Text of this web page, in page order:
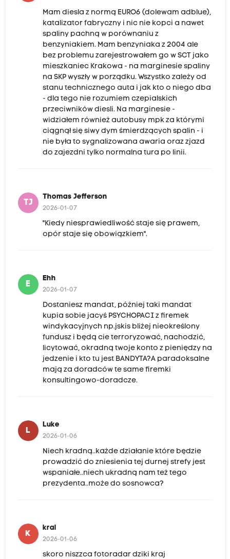
Mam diesla z normą EURO6 (dolewam adblue),
katalizator fabryczny i nic nie kopci a nawet
spaliny pachną w porównaniu z
benzyniakiem. Mam benzyniaka z 2004 ale
bez problemu zarejestrowałem go w SCT jako
mieszkaniec Krakowa - na marginesie spaliny
na SKP wyszły w porządku. Wszystko zależy od
stanu technicznego auta i jak kto o niego dba
- dla tego nie rozumiem czepialskich
przeciwników diesli. Na marginesie -
widziałem również autobusy mpk za którymi
ciągnął się siwy dym śmierdzących spalin - i
nie była to sygnalizowana awaria oraz zjazd
do zajezdni tylko normalna tura po linii.
TJ
Thomas Jefferson
2026-01-07
"Kiedy niesprawiedliwość staje się prawem,
opór staje się obowiązkiem".
E
Ehh
2026-01-07
Dostaniesz mandat, później taki mandat
kupia sobie jacyś PSYCHOPACI z firemek
windykacyjnych np.jskis bliżej nieokreślony
fundusz i będą cie terroryzować, nachodzić,
licytować, okradną twoje konto z pieniędzy na
jedzenie i kto tu jest BANDYTA?A paradoksalne
mają za doradców te same firemki
konsultingowo-doradcze.
L
Luke
2026-01-06
Niech kradną..każde działanie które będzie
prowadzić do zniesienia tej durnej strefy jest
wspaniałe..niech ukradną nam też tego
prezydenta..może do sosnowca?
K
kral
2026-01-06
skoro niszzca fotoradar dziki kraj